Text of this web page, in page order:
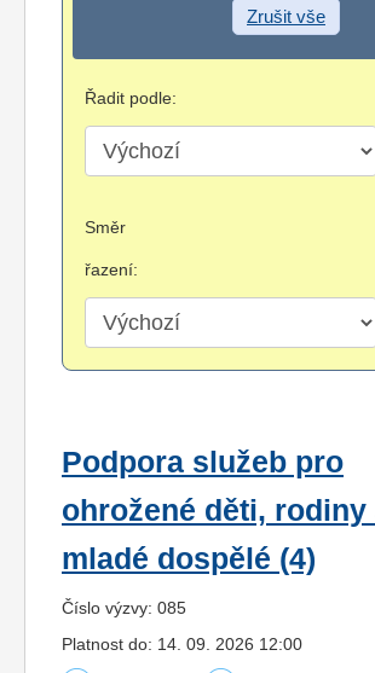
Zrušit vše
Řadit podle:
Směr
řazení:
Podpora služeb pro
ohrožené děti, rodiny
mladé dospělé (4)
Číslo výzvy: 085
Platnost do: 14. 09. 2026 12:00